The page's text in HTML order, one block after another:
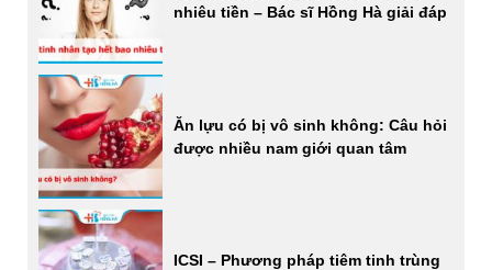
nhiêu tiền – Bác sĩ Hồng Hà giải đáp
Ăn lựu có bị vô sinh không: Câu hỏi
được nhiều nam giới quan tâm
ICSI – Phương pháp tiêm tinh trùng